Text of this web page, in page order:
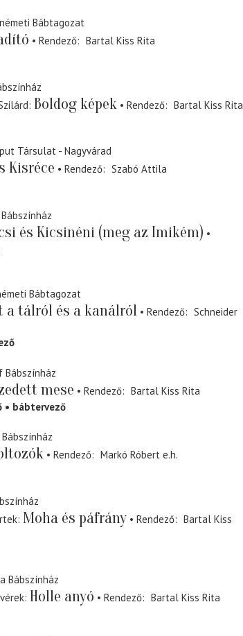
Bábtagozat
Rendező
Bartal Kiss Rita
Boldog képek Rendező
Bartal Kiss Rita
Társulat - Nagyvárad
Kisréce Rendező
Szabó Attila
és Kicsinéni (meg az Imikém)
Bábtagozat
a tálról és a kanálról Rendező
Schneider
Bábszínház
mese Rendező
Bartal Kiss Rita
bábtervező
Rendező Markó Róbert e.h.
Moha és páfrány Rendező
Bartal Kiss
Bábszínház
Holle anyó Rendező
Bartal Kiss Rita